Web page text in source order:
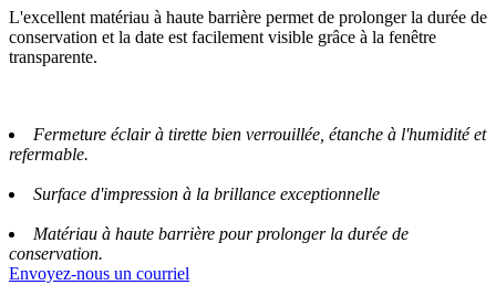
L'excellent matériau à haute barrière permet de prolonger la durée de
conservation et la date est facilement visible grâce à la fenêtre
transparente.
Fermeture éclair à tirette bien verrouillée, étanche à l'humidité et
refermable.
Surface d'impression à la brillance exceptionnelle
Matériau à haute barrière pour prolonger la durée de
conservation.
Envoyez-nous un courriel